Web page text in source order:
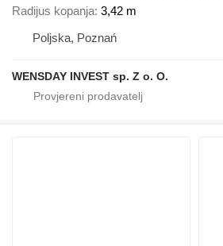
Radijus kopanja 3,42 m
Poljska, Poznań
WENSDAY INVEST sp. Z o. O.